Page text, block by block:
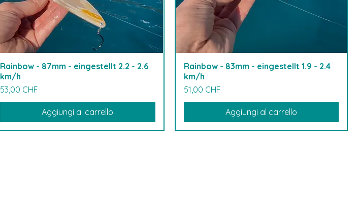
Rainbow - 87mm - eingestellt 2.2 - 2.6
km/h
Prezzo
53,00 CHF
Aggiungi al carrello
Rainbow - 83mm - eingestellt 1.9 - 2.4
km/h
Prezzo
51,00 CHF
Aggiungi al carrello